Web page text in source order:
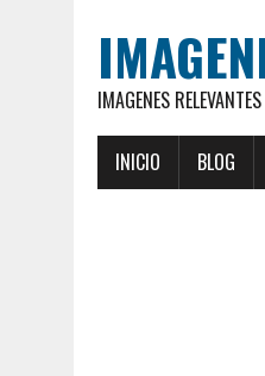
IMAGENES
INICIO BLOG